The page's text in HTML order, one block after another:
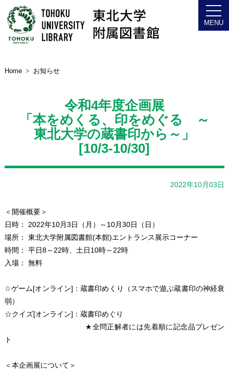
Home お知らせ
令和4年度企画展
「本をめくる、印をめぐる ～
東北大学の蔵書印から～」
[10/3-10/30]
2022年10月03日
＜開催概要＞
日時： 2022年10月3日（月）～10月30日（日）
場所： 東北大学附属図書館(本館)エントランス展示コーナー
時間： 平日8～22時、土日10時～22時
入場： 無料
☆ゲーム[オンライン]：蔵書印めくり（スマホで遊ぶ蔵書印の神経衰
弱）
☆クイズ[オンライン]：蔵書印めぐり
★全問正解者には先着順に記念品プレゼン
ト
＜本企画展について＞